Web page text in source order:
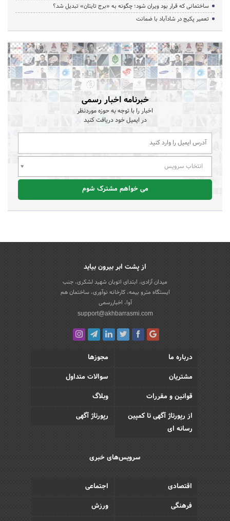
ساختمانی که قرار بود ویران شود؛ چگونه به «برج تایتان» تبدیل شد؟
تعمیر پکیج در شادآباد با ضمانت
خبرنامه اخبار رسمی
اخبار را با توجه به حوزه موردنظر
در ایمیل خود دریافت کنید
انتخاب سرویس
می خواهم مشترک شوم
از پشت ابر بیرون بیاید
میدان آزادی، ابتدای اتوبان شهید لشکری، جنب
ایستگاه مترو بیمه، کارخانه نوآوری، ساختمان هم
آوا، اخباررسمی
support@akhbarrasmi.com
درباره ما
مجوزها
مشتریان
سوالات متداول
قوانین و مقررات
وبلاگ
از رپورتاژ آگهی تا کمپین
رسانه ای
رپورتاژ آگهی
سرویس‌های خبری
اقتصادی
اجتماعی
فرهنگی
ورزش